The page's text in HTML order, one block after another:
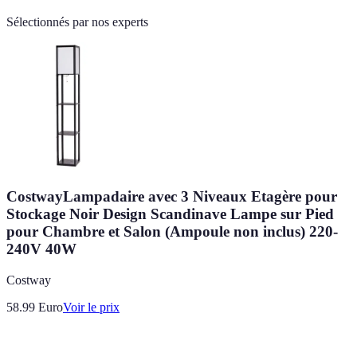
Sélectionnés par nos experts
CostwayLampadaire avec 3 Niveaux Etagère pour
Stockage Noir Design Scandinave Lampe sur Pied
pour Chambre et Salon (Ampoule non inclus) 220-
240V 40W
Costway
58.99 EuroVoir le prix